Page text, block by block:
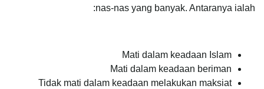
nas-nas yang banyak. Antaranya ialah:
Mati dalam keadaan Islam
Mati dalam keadaan beriman
Tidak mati dalam keadaan melakukan maksiat